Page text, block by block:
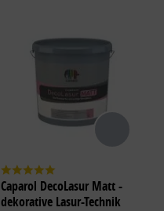
Caparol DecoLasur Matt -
dekorative Lasur-Technik